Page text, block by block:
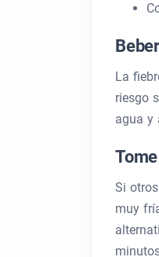
La
riesgo
agua y
Si
muy